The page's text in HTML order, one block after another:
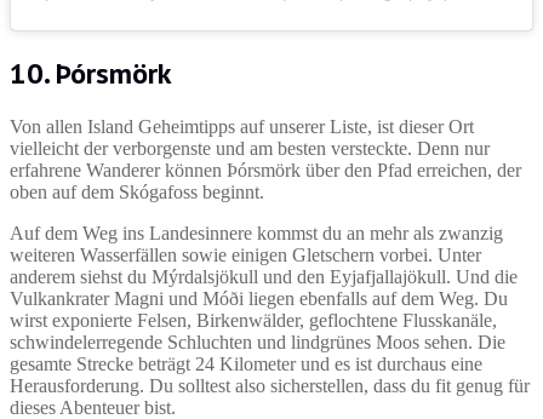
10. Þórsmörk
Von allen Island Geheimtipps auf unserer Liste, ist dieser Ort
vielleicht der verborgenste und am besten versteckte. Denn nur
erfahrene Wanderer können Þórsmörk über den Pfad erreichen, der
oben auf dem Skógafoss beginnt.
Auf dem Weg ins Landesinnere kommst du an mehr als zwanzig
weiteren Wasserfällen sowie einigen Gletschern vorbei. Unter
anderem siehst du Mýrdalsjökull und den Eyjafjallajökull. Und die
Vulkankrater Magni und Móði liegen ebenfalls auf dem Weg. Du
wirst exponierte Felsen, Birkenwälder, geflochtene Flusskanäle,
schwindelerregende Schluchten und lindgrünes Moos sehen. Die
gesamte Strecke beträgt 24 Kilometer und es ist durchaus eine
Herausforderung. Du solltest also sicherstellen, dass du fit genug für
dieses Abenteuer bist.